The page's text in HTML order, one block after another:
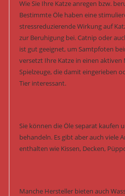
Wie Sie Ihre Katze anregen bzw.
Bestimmte Öle haben eine
stressreduzierende Wirkung auf
zur Beruhigung bei. Catnip oder
ist gut geeignet, um Samtpfoten
versetzt Ihre Katze in einen
Spielzeuge, die damit eingerieben
Tier interessant.
Sie können die Öle separat kaufen
behandeln. Es gibt aber auch viele
enthalten wie Kissen, Decken,
Manche Hersteller bieten auch